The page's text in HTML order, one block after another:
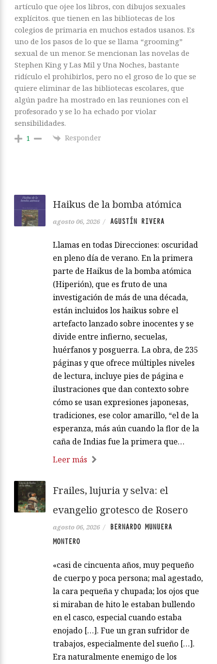
artículo que ojee los libros, con dibujos sexuales
explícitos. que tienen en las bibliotecas de los
colegios de primaria en muchos estados usanos. Es
uno de los pasos de lo que se llama “grooming”
sexual de un menor. Se mencionan las novelas de
Stephen King y Las Mil y Una Noches, bastante
ridículo el prohibirlos, pero no el groso de lo que se
quiere eliminar de las bibliotecas escolares, que
algún padre ha mostrado en las reuniones con el
profesorado y se lo ha echado por violar
sensibilidades.
1 Responder
Haikus de la bomba atómica
agosto 06, 2026 / AGUSTÍN RIVERA
Llamas en todas Direcciones: oscuridad
en pleno día de verano. En la primera
parte de Haikus de la bomba atómica
(Hiperión), que es fruto de una
investigación de más de una década,
están incluidos los haikus sobre el
artefacto lanzado sobre inocentes y se
divide entre infierno, secuelas,
huérfanos y posguerra. La obra, de 235
páginas y que ofrece múltiples niveles
de lectura, incluye pies de página e
ilustraciones que dan contexto sobre
cómo se usan expresiones japonesas,
tradiciones, ese color amarillo, “el de la
esperanza, más aún cuando la flor de la
caña de Indias fue la primera que…
Leer más
Frailes, lujuria y selva: el
evangelio grotesco de Rosero
agosto 06, 2026 /
BERNARDO MUNUERA
MONTERO
«casi de cincuenta años, muy pequeño
de cuerpo y poca persona; mal agestado,
la cara pequeña y chupada; los ojos que
si miraban de hito le estaban bullendo
en el casco, especial cuando estaba
enojado […]. Fue un gran sufridor de
trabajos, especialmente del sueño […].
Era naturalmente enemigo de los